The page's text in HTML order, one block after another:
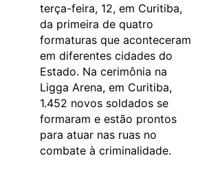
terça-feira, 12, em Curitiba,
da primeira de quatro
formaturas que aconteceram
em diferentes cidades do
Estado. Na cerimônia na
Ligga Arena, em Curitiba,
1.452 novos soldados se
formaram e estão prontos
para atuar nas ruas no
combate à criminalidade.